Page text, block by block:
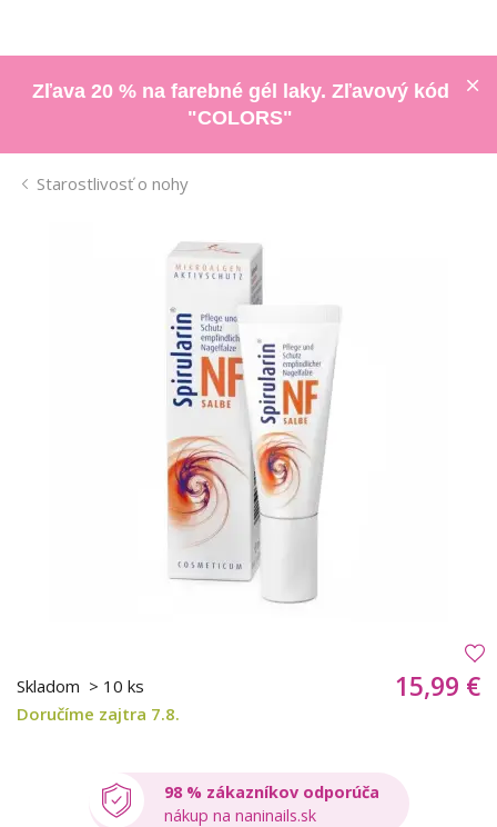
Zľava 20 % na farebné gél laky. Zľavový kód
"COLORS"
Starostlivosť o nohy
Skladom > 10 ks
Doručíme zajtra 7.8.
15,99 €
98 % zákazníkov odporúča
nákup na naninails.sk